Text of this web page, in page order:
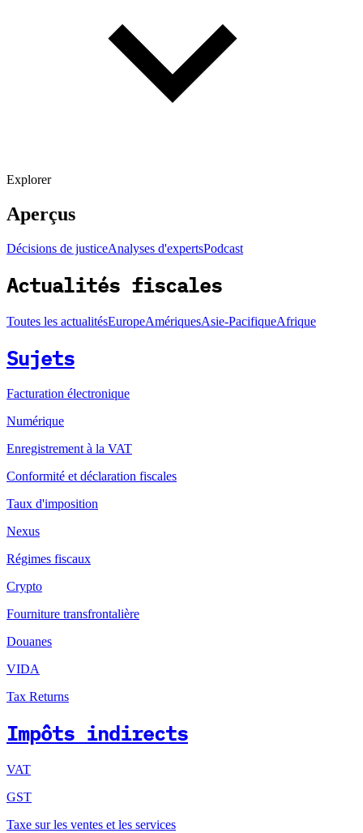
Explorer
Aperçus
Décisions de justiceAnalyses d'expertsPodcast
Actualités fiscales
Toutes les actualitésEuropeAmériquesAsie-PacifiqueAfrique
Sujets
Facturation électronique
Numérique
Enregistrement à la VAT
Conformité et déclaration fiscales
Taux d'imposition
Nexus
Régimes fiscaux
Crypto
Fourniture transfrontalière
Douanes
VIDA
Tax Returns
Impôts indirects
VAT
GST
Taxe sur les ventes et les services